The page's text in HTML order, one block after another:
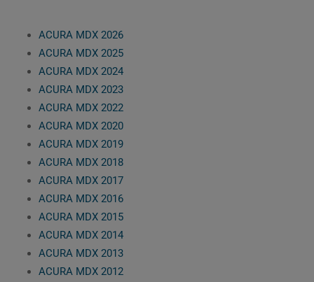
ACURA MDX 2026
ACURA MDX 2025
ACURA MDX 2024
ACURA MDX 2023
ACURA MDX 2022
ACURA MDX 2020
ACURA MDX 2019
ACURA MDX 2018
ACURA MDX 2017
ACURA MDX 2016
ACURA MDX 2015
ACURA MDX 2014
ACURA MDX 2013
ACURA MDX 2012